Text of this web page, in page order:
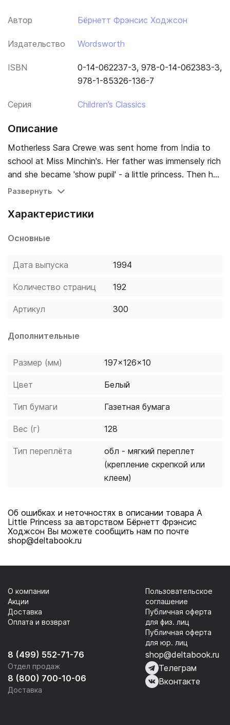
Автор Бёрнетт Фрэнсис Ходжсон
Издательство Wordsworth
ISBN
0-14-062237-3, 978-0-14-062383-3,
978-1-85326-136-7
Серия Children’s Classics
Описание
Motherless Sara Crewe was sent home from India to
school at Miss Minchin's. Her father was immensely rich
and she became 'show pupil' - a little princess. Then her
father dies and his wealth disappears, and Sara has to
strong character enables her to fight successfully
fellows.
Развернуть
Характеристики
Основные
Дата выпуска 1994
Количество страниц 192
Артикул 300
Дополнительные
Размер (мм) 197x126x10
Цвет Белый
Тип бумаги Газетная бумага
Вес (г) 128
Тип переплёта
обл - мягкий переплет
(крепление скрепкой или
клеем)
Об ошибках и неточностях в описании товара A
Little Princess за авторством Бёрнетт Фрэнсис
Ходжсон Вы можете сообщить нам по почте
shop@deltabook.ru
8 (499) 552-71-76
Отдел продаж
8 (800) 700-10-06
Доставка
О компании
Акции
Доставка
Оплата и возврат
Пользовательское
соглашение
Публичная оферта
для физ. лиц
Публичная оферта
для юр. лиц
shop@deltabook.ru
Телеграм
Вконтакте